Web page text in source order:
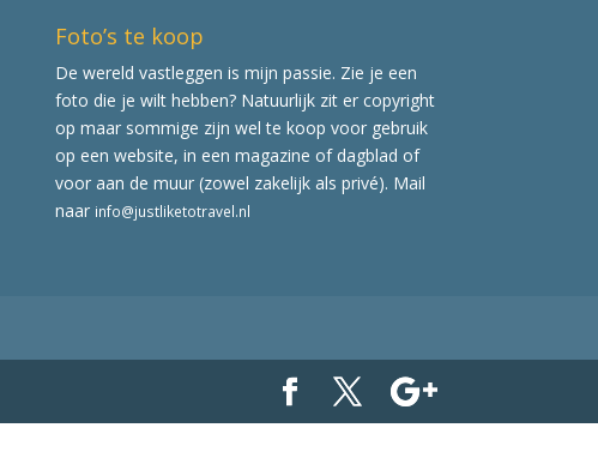
Foto’s te koop
De wereld vastleggen is mijn passie. Zie je een
foto die je wilt hebben? Natuurlijk zit er copyright
op maar sommige zijn wel te koop voor gebruik
op een website, in een magazine of dagblad of
voor aan de muur (zowel zakelijk als privé). Mail
naar info@justliketotravel.nl